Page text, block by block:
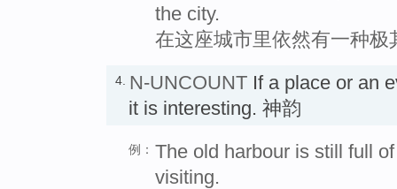
the city.
在这座城市里依然有一种
4. N-UNCOUNT If a place or an
it is interesting. 神韵
例： The old harbour is still full
visiting.